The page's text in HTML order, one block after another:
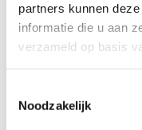
partners kunnen
informatie die u aan
verzameld op basis
Noodzakelijk
Inhoud van de set
+ Universele bouten en